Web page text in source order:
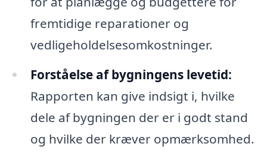
fremtidige reparationer og
vedligeholdelsesomkostninger.
Forståelse af bygningens levetid:
Rapporten kan give indsigt i, hvilke
dele af bygningen der er i godt stand
og hvilke der kræver opmærksomhed.